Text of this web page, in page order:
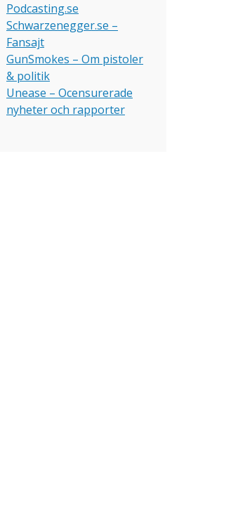
Podcasting.se
Schwarzenegger.se –
Fansajt
GunSmokes – Om pistoler
& politik
Unease – Ocensurerade
nyheter och rapporter